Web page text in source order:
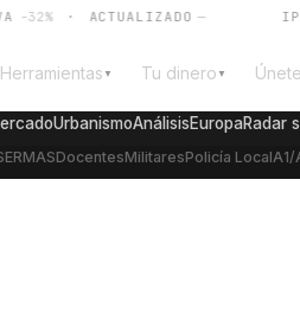
· ACTUALIZADO — IPC —
Herramientas ▼ Tu dinero ▼
UrbanismoAnálisisEuropaRadar
DocentesMilitaresPolicía LocalA1/